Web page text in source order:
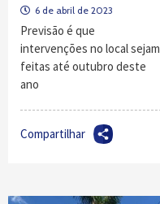
6 de abril de 2023
Previsão é que
intervenções no local sejam
feitas até outubro deste
ano
Compartilhar